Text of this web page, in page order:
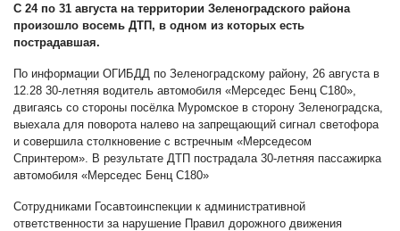
С 24 по 31 августа на территории Зеленоградского района
произошло восемь ДТП, в одном из которых есть
пострадавшая.
По информации ОГИБДД по Зеленоградскому району, 26 августа в
12.28 30-летняя водитель автомобиля «Мерседес Бенц С180»,
двигаясь со стороны посёлка Муромское в сторону Зеленоградска,
выехала для поворота налево на запрещающий сигнал светофора
и совершила столкновение с встречным «Мерседесом
Спринтером». В результате ДТП пострадала 30-летняя пассажирка
автомобиля «Мерседес Бенц С180»
Сотрудниками Госавтоинспекции к административной
ответственности за нарушение Правил дорожного движения